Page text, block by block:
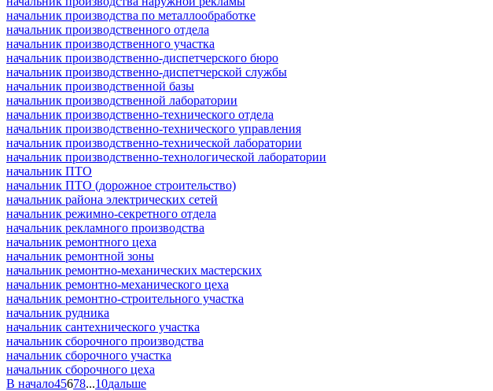
начальник производства по металлообработке
начальник производственного отдела
начальник производственного участка
начальник производственно-диспетчерского бюро
начальник производственно-диспетчерской службы
начальник производственной базы
начальник производственной лаборатории
начальник производственно-технического отдела
начальник производственно-технического управления
начальник производственно-технической лаборатории
начальник производственно-технологической лаборатории
начальник ПТО
начальник ПТО (дорожное строительство)
начальник района электрических сетей
начальник режимно-секретного отдела
начальник рекламного производства
начальник ремонтного цеха
начальник ремонтной зоны
начальник ремонтно-механических мастерских
начальник ремонтно-механического цеха
начальник ремонтно-строительного участка
начальник рудника
начальник сантехнического участка
начальник сборочного производства
начальник сборочного участка
начальник сборочного цеха
В начало45678...10дальше